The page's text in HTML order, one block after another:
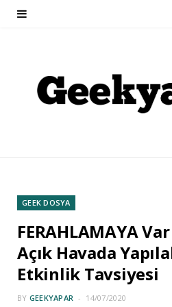
GEEK DOSYA
FERAHLAMAYA Var
Açık Havada
Etkinlik Tavsiyesi
BY GEEKYAPAR 14/07/2020